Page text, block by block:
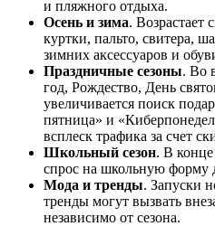
и пляжного отдыха.
Осень и зима. Возрастает
куртки, пальто, свитера,
зимних аксессуаров и
Праздничные сезоны. Во
год, Рождество, День
увеличивается поиск
пятница» и
всплеск трафика за счет
Школьный сезон. В конце
спрос на школьную форму
Мода и тренды. Запуски
тренды могут вызвать
независимо от сезона.